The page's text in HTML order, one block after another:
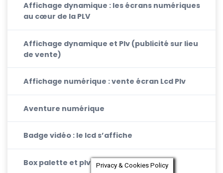
Affichage dynamique : les écrans numériques
au cœur de la PLV
Affichage dynamique et Plv (publicité sur lieu
de vente)
Affichage numérique : vente écran Lcd Plv
Aventure numérique
Badge vidéo : le lcd s’affiche
Box palette et plv numérique
Privacy & Cookies Policy